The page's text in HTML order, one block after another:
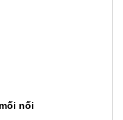
nối